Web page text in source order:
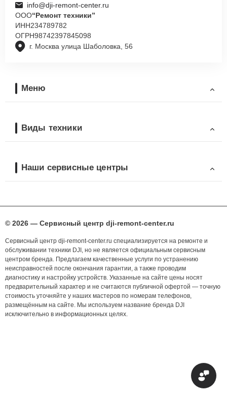
г. Москва улица Шаболовка, 56
info@dji-remont-center.ru
ООО“Ремонт техники”
ИНН234789782
ОГРН98742397845098
Меню
Виды техники
Наши сервисные центры
© 2026 — Сервисный центр dji-remont-center.ru
Сервисный центр dji-remont-center.ru специализируется на ремонте и
обслуживании техники DJI, но не является официальным сервисным
центром бренда. Предлагаем качественные услуги по устранению
неисправностей после окончания гарантии, а также проводим
диагностику и настройку устройств. Указанные на сайте цены носят
предварительный характер и не считаются публичной офертой — точную
стоимость уточняйте у наших мастеров по номерам телефонов,
размещённым на сайте. Мы используем название бренда DJI
исключительно в информационных целях.